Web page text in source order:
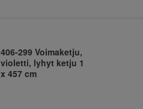
406-299 Voimaketju,
violetti, lyhyt ketju 1
x 457 cm